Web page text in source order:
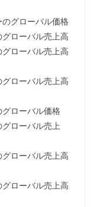
のグローバル価格
ローバル売上高
ローバル売上高
ローバル売上高
グローバル価格
ローバル売上
ローバル売上高
ローバル売上高